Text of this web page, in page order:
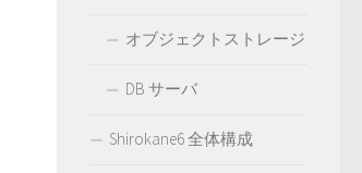
オブジェクトストレージ
DB サーバ
Shirokane6 全体構成